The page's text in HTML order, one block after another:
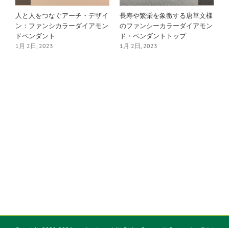
人と人をつなぐアーチ・デザイ
ン：ファンシカラーダイアモン
ドペンダント
1月 2日, 2023
長寿や繁栄を象徴する唐草文様
のファンシーカラーダイアモン
ド・ペンダントトップ
1月 2日, 2023